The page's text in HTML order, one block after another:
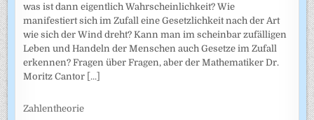
was ist dann eigentlich Wahrscheinlichkeit? Wie
manifestiert sich im Zufall eine Gesetzlichkeit nach der Art
wie sich der Wind dreht? Kann man im scheinbar zufälligen
Leben und Handeln der Menschen auch Gesetze im Zufall
erkennen? Fragen über Fragen, aber der Mathematiker Dr.
Moritz Cantor [...]
Zahlentheorie